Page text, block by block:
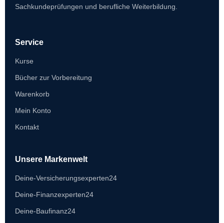
Sachkundeprüfungen und berufliche Weiterbildung.
Service
Kurse
Bücher zur Vorbereitung
Warenkorb
Mein Konto
Kontakt
Unsere Markenwelt
Deine-Versicherungsexperten24
Deine-Finanzexperten24
Deine-Baufinanz24